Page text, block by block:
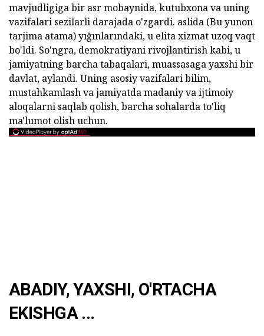
mavjudligiga bir asr mobaynida, kutubxona va uning
vazifalari sezilarli darajada o'zgardi. aslida (Bu yunon
tarjima atama) yığınlarındaki, u elita xizmat uzoq vaqt
bo'ldi. So'ngra, demokratiyani rivojlantirish kabi, u
jamiyatning barcha tabaqalari, muassasaga yaxshi bir
davlat, aylandi. Uning asosiy vazifalari bilim,
mustahkamlash va jamiyatda madaniy va ijtimoiy
aloqalarni saqlab qolish, barcha sohalarda to'liq
ma'lumot olish uchun.
ABADIY, YAXSHI, O'RTACHA
EKISHGA ...